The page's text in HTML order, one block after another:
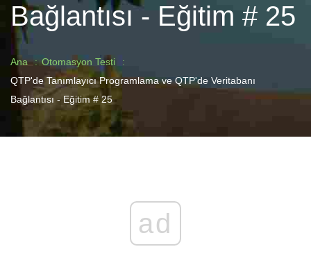
Bağlantısı - Eğitim # 25
Ana
Otomasyon Testi
QTP'de Tanımlayıcı Programlama ve QTP'de Veritabanı
Bağlantısı - Eğitim # 25
ad